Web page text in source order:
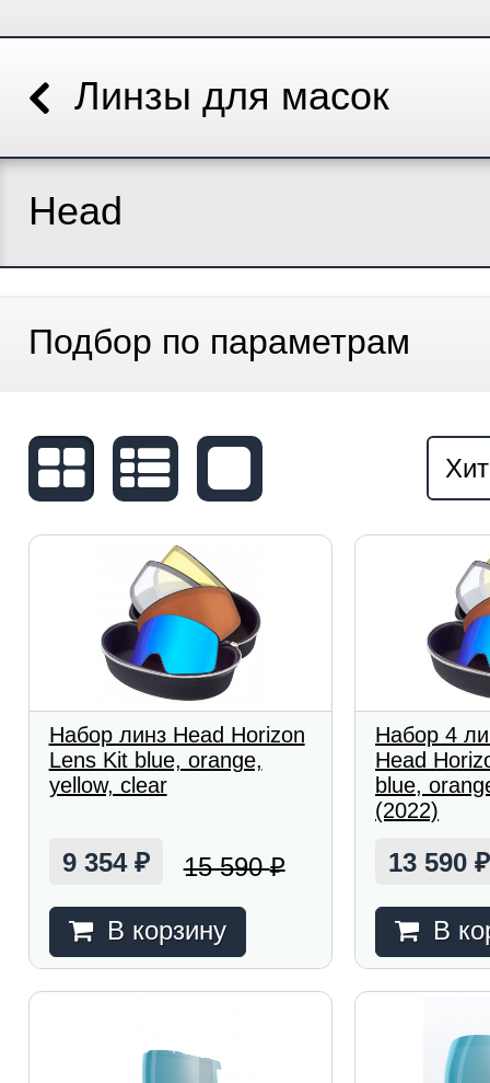
Линзы для масок
Head
Подбор по параметрам
Набор линз Head Horizon
Lens Kit blue, orange,
yellow, clear
9 354 ₽ 15 590₽
В корзину
Набор 4
Head
blue,
(2022)
13 590₽
В